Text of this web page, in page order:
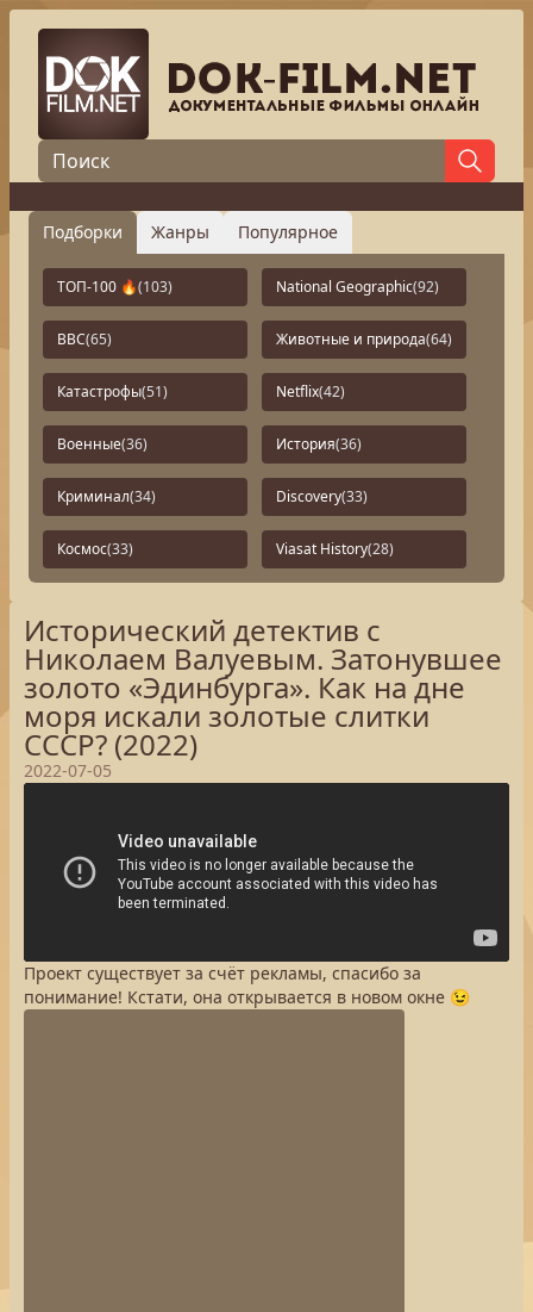
Подборки Жанры Популярное
ТОП-100 🔥(103) National Geographic(92)
BBC(65) Животные и природа(64)
Катастрофы(51) Netflix(42)
Военные(36) История(36)
Криминал(34) Discovery(33)
Космос(33) Viasat History(28)
Исторический детектив с
Николаем Валуевым. Затонувшее
золото «Эдинбурга». Как на дне
моря искали золотые слитки
СССР? (2022)
2022-07-05
Проект существует за счёт рекламы, спасибо за
понимание! Кстати, она открывается в новом окне 😉